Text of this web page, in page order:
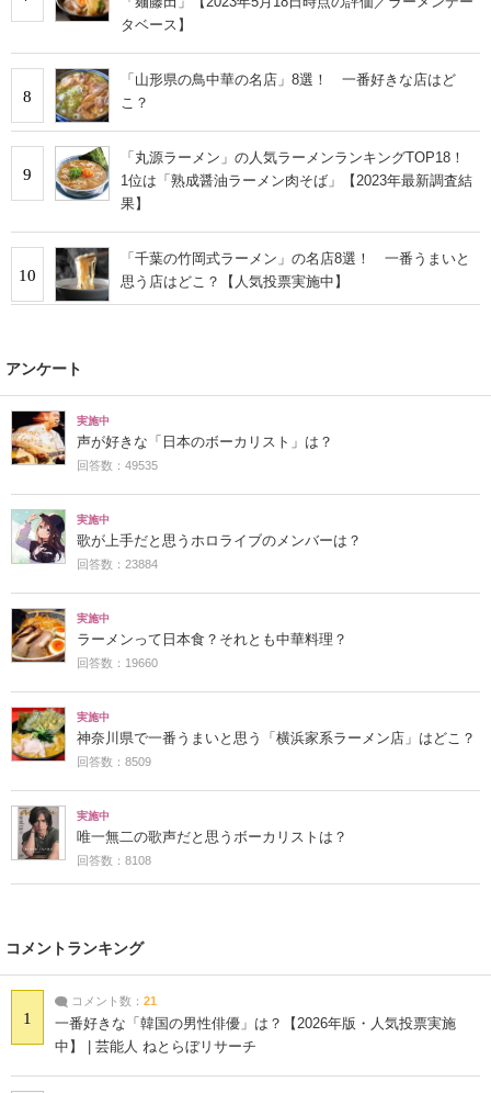
タベース】
8
「山形県の鳥中華の名店」8選！ 一番好きな店はど
こ？
9
「丸源ラーメン」の人気ラーメンランキングTOP18！
1位は「熟成醤油ラーメン肉そば」【2023年最新調査結
果】
10
「千葉の竹岡式ラーメン」の名店8選！ 一番うまいと
思う店はどこ？【人気投票実施中】
アンケート
実施中
声が好きな「日本のボーカリスト」は？
回答数：49535
実施中
歌が上手だと思うホロライブのメンバーは？
回答数：23884
実施中
ラーメンって日本食？それとも中華料理？
回答数：19660
実施中
神奈川県で一番うまいと思う「横浜家系ラーメン店」はどこ？
回答数：8509
実施中
唯一無二の歌声だと思うボーカリストは？
回答数：8108
コメントランキング
1
コメント数： 21
一番好きな「韓国の男性俳優」は？【2026年版・人気投票実施
中】 | 芸能人 ねとらぼリサーチ